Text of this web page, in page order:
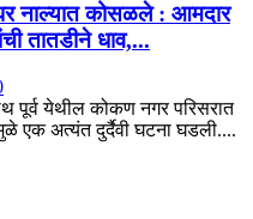
नाल्यात कोसळले : आमदार
तातडीने धाव,...
पूर्व येथील कोकण नगर परिसरात
एक अत्यंत दुर्दैवी घटना घडली....